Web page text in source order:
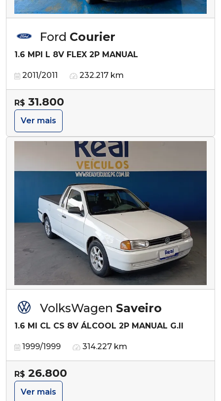
Ford Courier
1.6 MPI L 8V FLEX 2P MANUAL
2011/2011 232.217 km
R$ 31.800
Ver mais
VolksWagen Saveiro
1.6 MI CL CS 8V ÁLCOOL 2P MANUAL G.II
1999/1999 314.227 km
R$ 26.800
Ver mais